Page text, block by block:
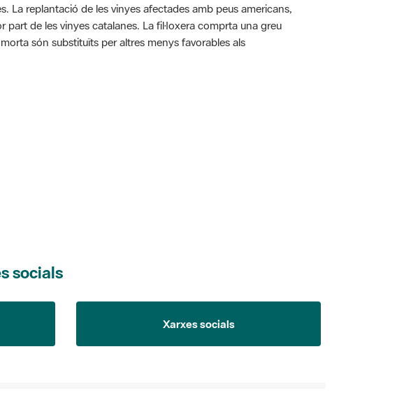
La replantació de les vinyes afectades amb peus americans,
de les vinyes catalanes. La fil·loxera comprta una greu
són substituïts per altres menys favorables als
0 estrelles de 5.
socials
Xarxes socials